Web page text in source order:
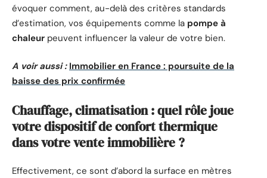
évoquer comment, au-delà des critères standards
d’estimation, vos équipements comme la pompe à
chaleur peuvent influencer la valeur de votre bien.
A voir aussi : Immobilier en France : poursuite de la
baisse des prix confirmée
Chauffage, climatisation : quel rôle joue
votre dispositif de confort thermique
dans votre vente immobilière ?
Effectivement, ce sont d’abord la surface en mètres